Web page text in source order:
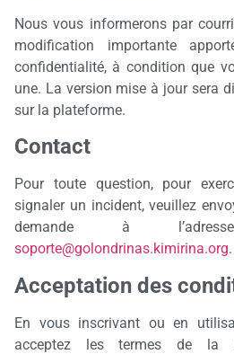
Nous vous informerons par
modification importante
confidentialité, à condition que
une. La version mise à jour sera
sur la plateforme.
Contact
Pour toute question, pour
signaler un incident, veuillez
demande à
soporte@golondrinas.kimirina.org.
Acceptation des
En vous inscrivant ou en
acceptez les termes de la